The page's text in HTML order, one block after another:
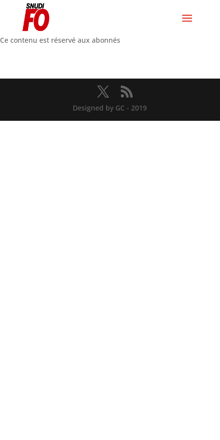
Ce contenu est réservé aux abonnés
Designed by GC - 2019